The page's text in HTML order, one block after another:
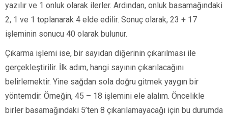
yazılır ve 1 onluk olarak ilerler. Ardından, onluk basamağındaki
2, 1 ve 1 toplanarak 4 elde edilir. Sonuç olarak, 23 + 17
işleminin sonucu 40 olarak bulunur.
Çıkarma işlemi ise, bir sayıdan diğerinin çıkarılması ile
gerçekleştirilir. İlk adım, hangi sayının çıkarılacağını
belirlemektir. Yine sağdan sola doğru gitmek yaygın bir
yöntemdir. Örneğin, 45 – 18 işlemini ele alalım. Öncelikle
birler basamağındaki 5’ten 8 çıkarılamayacağı için bu durumda